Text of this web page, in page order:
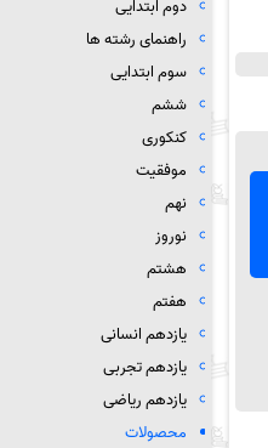
دوم ابتدایی
راهنمای رشته ها
سوم ابتدایی
ششم
کنکوری
موفقیت
نهم
نوروز
هشتم
هفتم
یازدهم انسانی
یازدهم تجربی
یازدهم ریاضی
محصولات